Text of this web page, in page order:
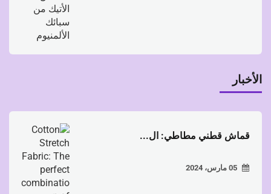
الأخبار
قماش قطني مطاطي: ال...